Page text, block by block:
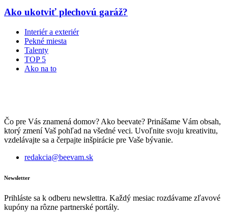
Ako ukotviť plechovú garáž?
Interiér a exteriér
Pekné miesta
Talenty
TOP 5
Ako na to
Čo pre Vás znamená domov? Ako beevate? Prinášame Vám obsah,
ktorý zmení Vaš pohľad na všedné veci. Uvoľnite svoju kreativitu,
vzdelávajte sa a čerpajte inšpirácie pre Vaše bývanie.
redakcia@beevam.sk
Newsletter
Prihláste sa k odberu newslettra. Každý mesiac rozdávame zľavové
kupóny na rôzne partnerské portály.